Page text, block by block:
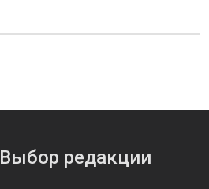
Выбор редакции